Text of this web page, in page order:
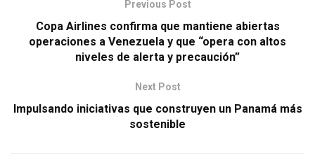
Previous Post
Copa Airlines confirma que mantiene abiertas
operaciones a Venezuela y que “opera con altos
niveles de alerta y precaución”
Next Post
Impulsando iniciativas que construyen un Panamá más
sostenible